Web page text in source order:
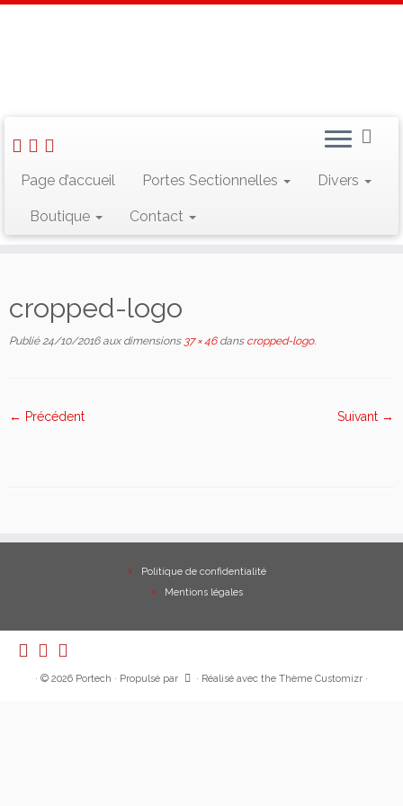
content
Page d’accueil Portes Sectionnelles Divers
Boutique Contact
Rechercher :
Suivez-nous sur Facebook
cropped-logo
Publié 24/10/2016aux dimensions37 × 46danscropped-logo.
← Précédent Suivant →
Politique de confidentialité
Mentions légales
· © 2026 Portech · Propulsé par · Réalisé avec the Thème Customizr ·